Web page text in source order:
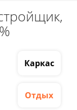
Каркас
Отдых